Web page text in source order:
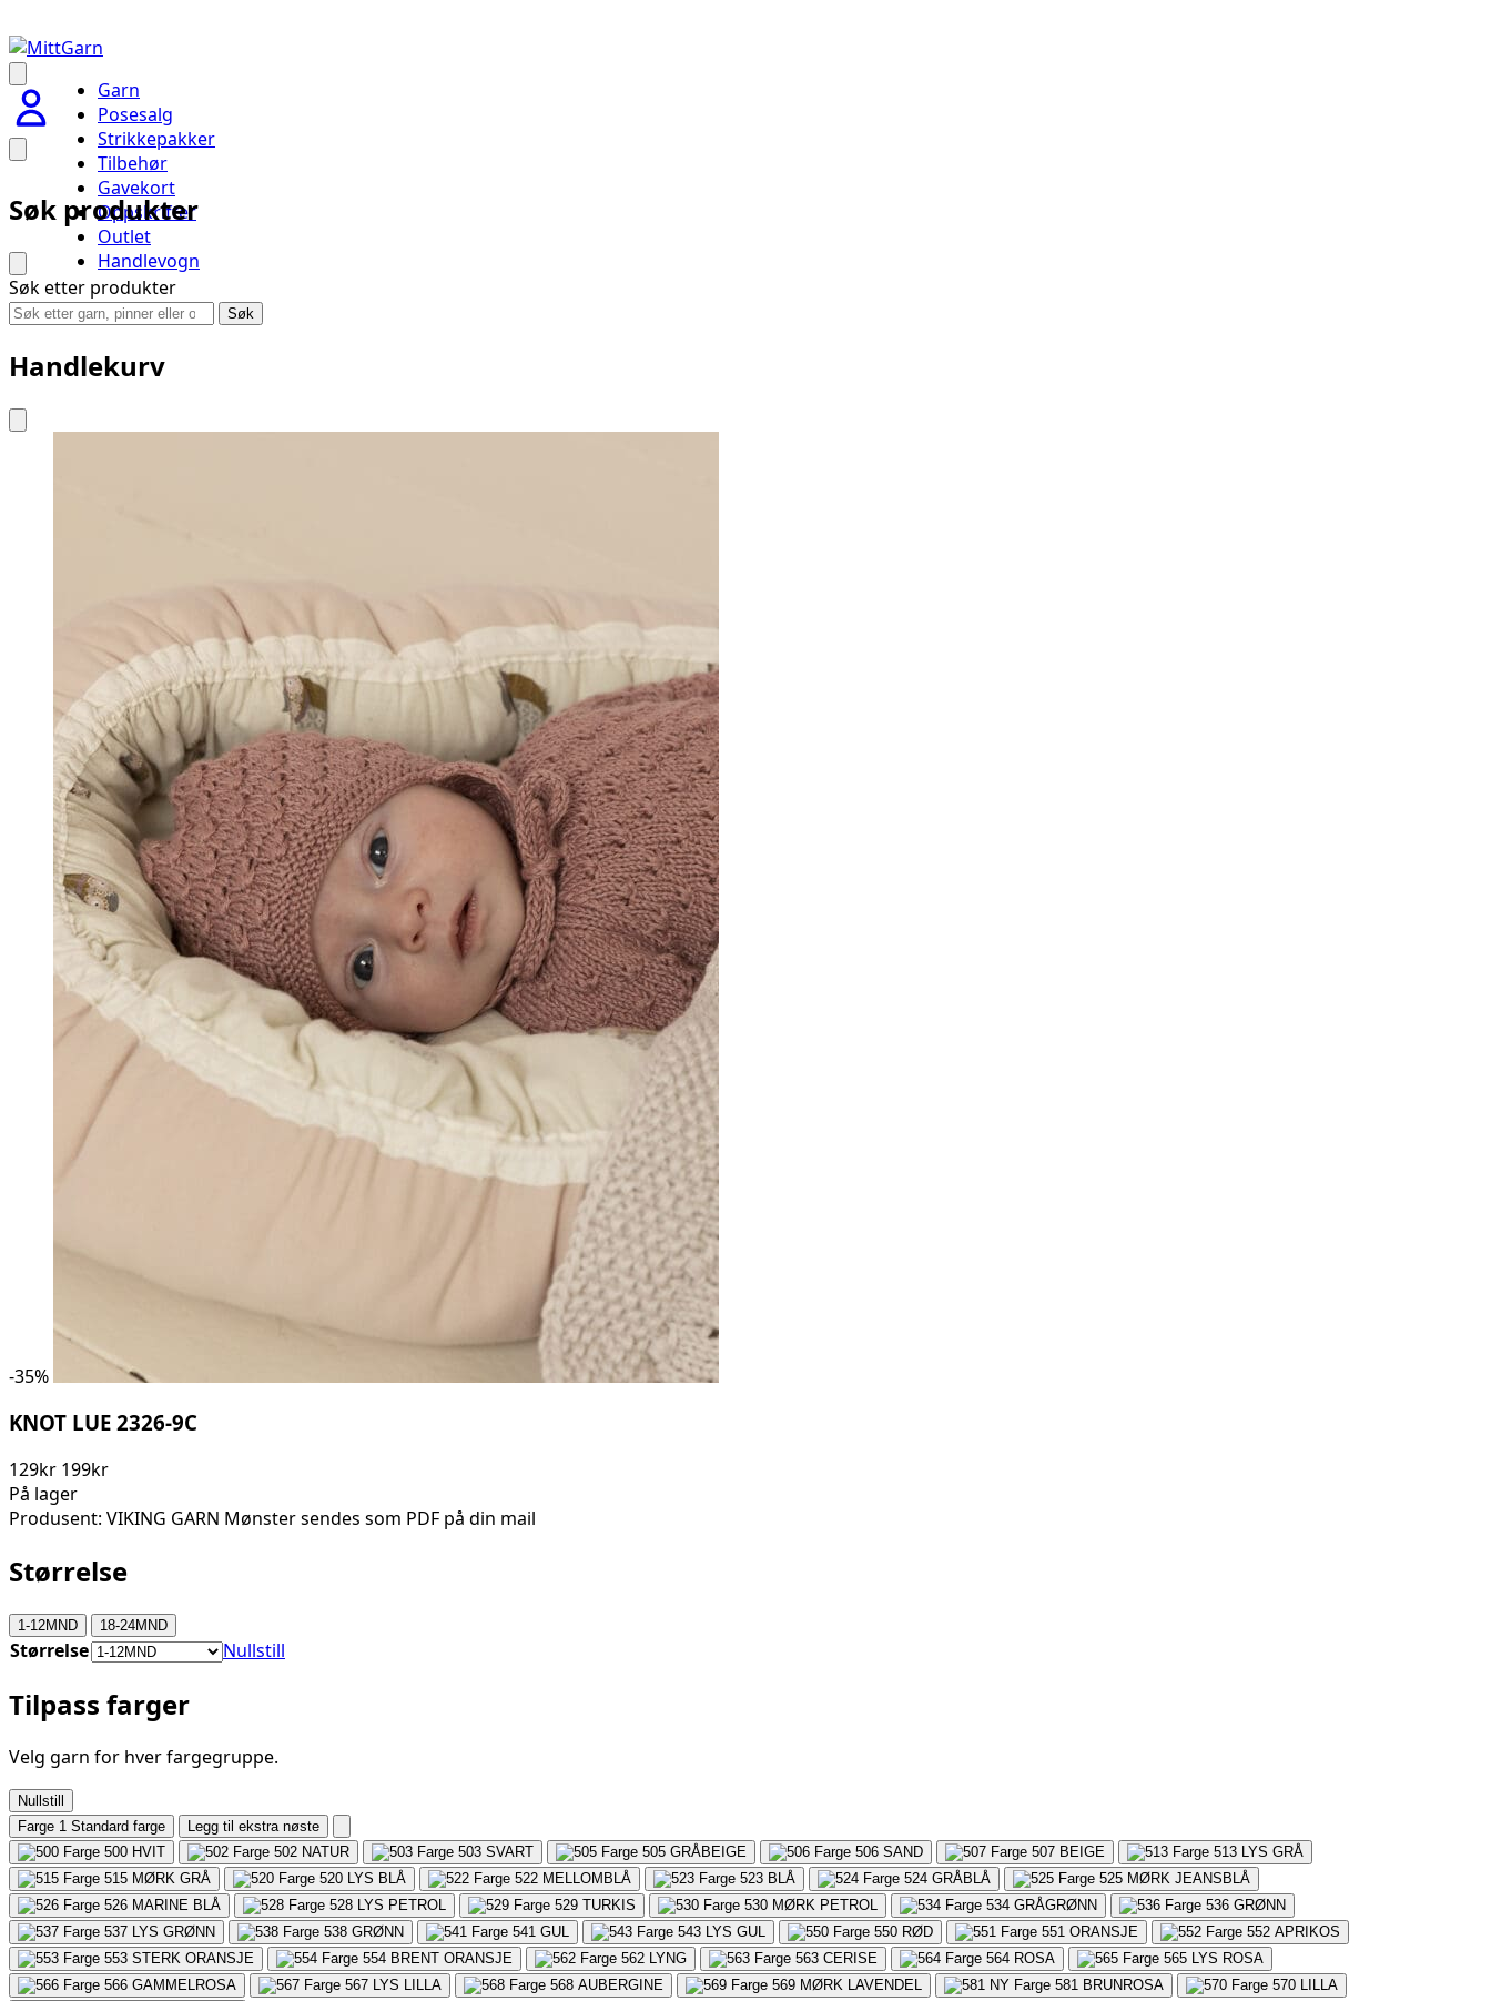
Garn
Posesalg
Strikkepakker
Tilbehør
Gavekort
Oppskrifter
Outlet
Handlevogn
Søk produkter
Søk etter produkter
Søk
Handlekurv
-35%
KNOT LUE 2326-9C
129kr 199kr
På lager
Produsent: VIKING GARN Mønster sendes som PDF på din mail
Størrelse
1-12MND 18-24MND
Størrelse Nullstill
Tilpass farger
Velg garn for hver fargegruppe.
Nullstill
Farge 1 Standard farge
Legg til ekstra nøste
500 HVIT 502 NATUR 503 SVART 505 GRÅBEIGE 506 SAND 507 BEIGE 513 LYS GRÅ
515 MØRK GRÅ 520 LYS BLÅ 522 MELLOMBLÅ 523 BLÅ 524 GRÅBLÅ 525 MØRK JEANSBLÅ
526 MARINE BLÅ 528 LYS PETROL 529 TURKIS 530 MØRK PETROL 534 GRÅGRØNN 536 GRØNN
537 LYS GRØNN 538 GRØNN 541 GUL 543 LYS GUL 550 RØD 551 ORANSJE 552 APRIKOS
553 STERK ORANSJE 554 BRENT ORANSJE 562 LYNG 563 CERISE 564 ROSA 565 LYS ROSA
566 GAMMELROSA 567 LYS LILLA 568 AUBERGINE 569 MØRK LAVENDEL 581 BRUNROSA 570 LILLA